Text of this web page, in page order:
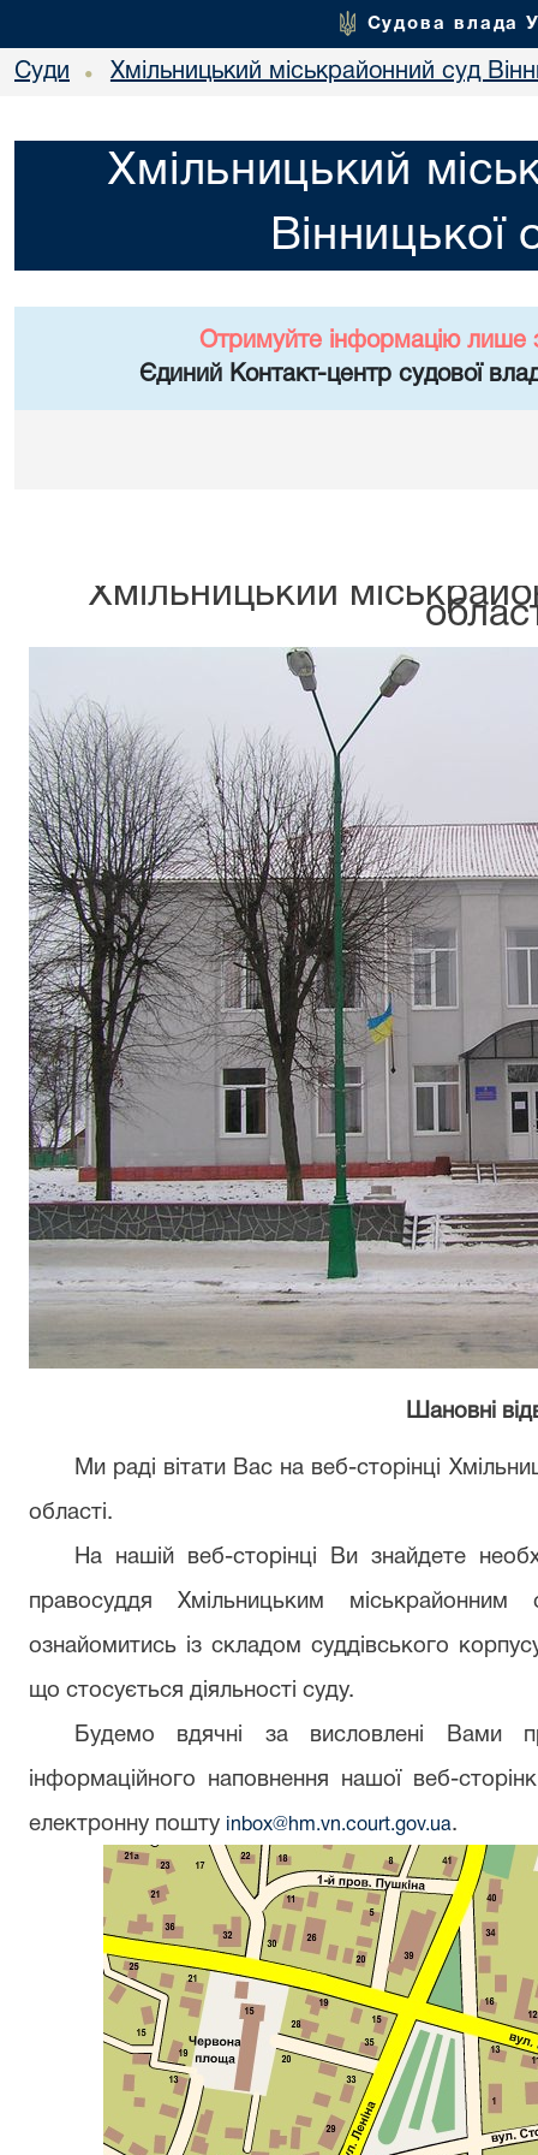
Судова влада
Суди • Хмільницький міськрайонний суд
Хмільницький
Вінницької
Отримуйте інформацію лише
Єдиний Контакт-центр судової
Хмільницький
Шановні
Ми раді вітати Вас на веб-сторінці
області.
На нашій веб-сторінці Ви знайдете
правосуддя Хмільницьким
ознайомитись із складом суддівського
що стосується діяльності суду.
Будемо вдячні за висловлені Вами
інформаційного наповнення нашої веб-
електронну пошту inbox@hm.vn.court.gov.ua.